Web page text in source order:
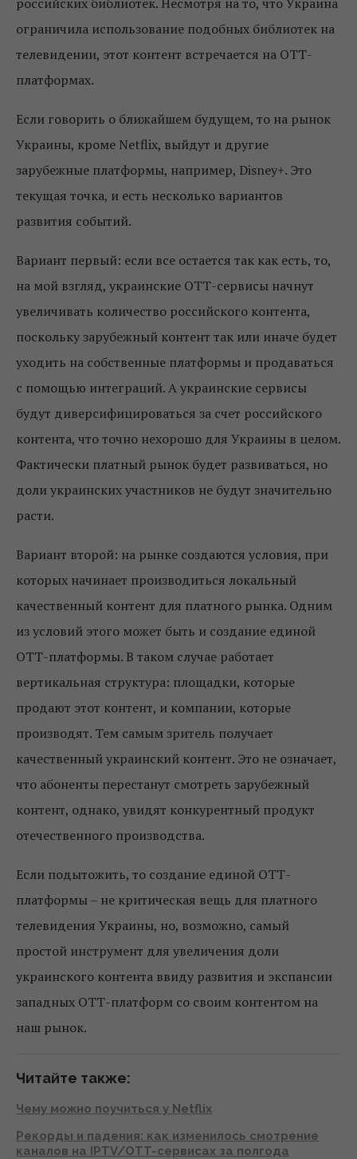
ограничила использование подобных библиотек на
телевидении, этот контент встречается на ОТТ-
платформах.
Если говорить о ближайшем будущем, то на рынок
Украины, кроме Netflix, выйдут и другие
зарубежные платформы, например, Disney+. Это
текущая точка, и есть несколько вариантов
развития событий.
Вариант первый: если все остается так как есть, то,
на мой взгляд, украинские ОТТ-сервисы начнут
увеличивать количество российского контента,
поскольку зарубежный контент так или иначе будет
уходить на собственные платформы и продаваться
с помощью интеграций. А украинские сервисы
будут диверсифицироваться за счет российского
контента, что точно нехорошо для Украины в целом.
Фактически платный рынок будет развиваться, но
доли украинских участников не будут значительно
расти.
Вариант второй: на рынке создаются условия, при
которых начинает производиться локальный
качественный контент для платного рынка. Одним
из условий этого может быть и создание единой
ОТТ-платформы. В таком случае работает
вертикальная структура: площадки, которые
продают этот контент, и компании, которые
производят. Тем самым зритель получает
качественный украинский контент. Это не означает,
что абоненты перестанут смотреть зарубежный
контент, однако, увидят конкурентный продукт
отечественного производства.
Если подытожить, то создание единой ОТТ-
платформы – не критическая вещь для платного
телевидения Украины, но, возможно, самый
простой инструмент для увеличения доли
украинского контента ввиду развития и экспансии
западных ОТТ-платформ со своим контентом на
наш рынок.
Читайте также:
Чему можно поучиться у Netflix
Рекорды и падения: как изменилось смотрение
каналов на IPTV/OTT-сервисах за полгода